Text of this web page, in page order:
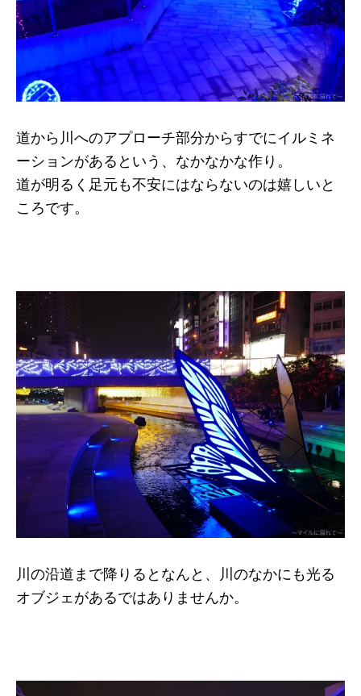
道から川へのアプローチ部分からすでにイルミネ
ーションがあるという、なかなかな作り。
道が明るく足元も不安にはならないのは嬉しいと
ころです。
川の沿道まで降りるとなんと、川のなかにも光る
オブジェがあるではありませんか。